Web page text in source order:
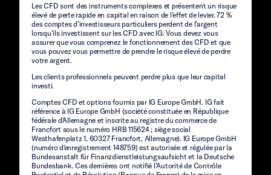
Les CFD sont des instruments complexes et présentent un risque
élevé de perte rapide en capital en raison de l’effet de levier. 72 %
des comptes d’investisseurs particuliers perdent de l’argent
lorsqu’ils investissent sur les CFD avec IG. Vous devez vous
assurer que vous comprenez le fonctionnement des CFD et que
vous pouvez vous permettre de prendre le risque élevé de perdre
votre argent.
Les clients professionnels peuvent perdre plus que leur capital
investi.
Comptes CFD et options fournis par IG Europe GmbH. IG fait
référence à IG Europe GmbH (société constituée en République
fédérale d'Allemagne et inscrite au registre du commerce de
Francfort sous le numéro HRB 115624 ; siège social
Westhafenplatz 1, 60327 Francfort, Allemagne). IG Europe GmbH
(numéro d'enregistrement 148759) est autorisée et régulée par la
Bundesanstalt für Finanzdienstleistungsaufsicht et la Deutsche
Bundesbank. Ces dernières ont notifié l’Autorité de Contrôle